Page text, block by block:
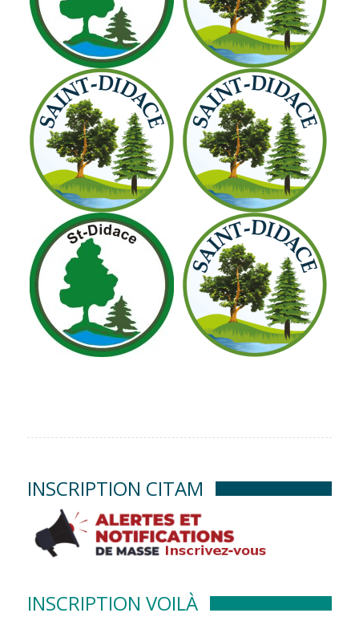
INSCRIPTION CITAM
INSCRIPTION VOILÀ